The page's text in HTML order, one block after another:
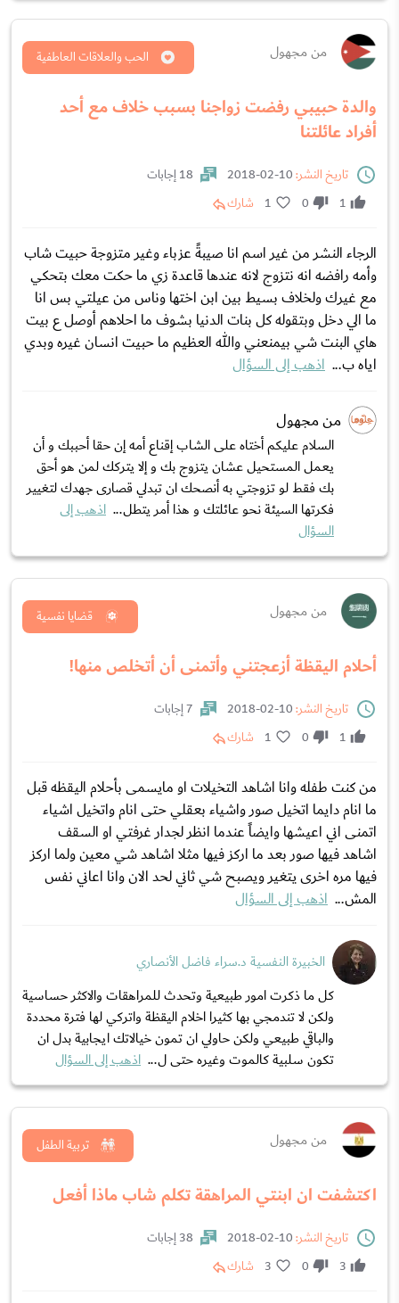
من مجهول
والدة حبيبي رفضت زواجنا بسبب خلاف مع أحد
أفراد عائلتنا
الحب والعلاقات العاطفية
تاريخ النشر:
18 إجابات
1
0
1 شارك
الرجاء النشر من غير اسم انا صيبةً عزباء وغير متزوجة حبيت شاب
وأمه رافضه انه نتزوج لانه عندها قاعدة زي ما حكت معك بتحكي
مع غيرك ولخلاف بسيط بين ابن اختها وناس من عيلتي بس انا
ما الي دخل وبتقوله كل بنات الدنيا بشوف ما احلاهم أوصل ع بيت
هاي البنت شي بيمنعني والله العظيم ما حبيت انسان غيره وبدي
اياه ب... اذهب إلى السؤال
من مجهول
السلام عليكم أختاه على الشاب إقناع أمه إن حقا أحببك و أن
يعمل المستحيل عشان يتزوج بك و إلا يتركك لمن هو أحق
بك فقط لو تزوجتي به أنصحك ان تبدلي قصارى جهدك لتغيير
فكرتها السيئة نحو عائلتك و هذا أمر يتطل... اذهب إلى
السؤال
من مجهول
أحلام اليقظة أزعجتني وأتمنى أن أتخلص منها!
قضايا نفسية
تاريخ النشر:
7 إجابات
1
0
1 شارك
من كنت طفله وانا اشاهد التخيلات او مايسمى بأحلام اليقظه قبل
ما انام دايما اتخيل صور واشياء بعقلي حتى انام واتخيل اشياء
اتمنى اني اعيشها وايضاً عندما انظر لجدار غرفتي او السقف
اشاهد فيها صور بعد ما اركز فيها مثلا اشاهد شي معين ولما اركز
فيها مره اخرى يتغير ويصبح شي ثاني لحد الان وانا اعاني نفس
المش... اذهب إلى السؤال
الخبيرة النفسية د.سراء فاضل الأنصاري
كل ما ذكرت امور طبيعية وتحدث للمراهقات والاكثر حساسية
ولكن لا تندمجي بها كثيرا اخلام اليقظة واتركي لها فترة محددة
والباقي طبيعي ولكن حاولي ان تمون خيالاتك ايجابية بدل ان
تكون سلبية كالموت وغيره حتى ل... اذهب إلى السؤال
من مجهول
اكتشفت ان ابنتي المراهقة تكلم شاب ماذا أفعل
تربية الطفل
تاريخ النشر:
38 إجابات
3
0
3 شارك